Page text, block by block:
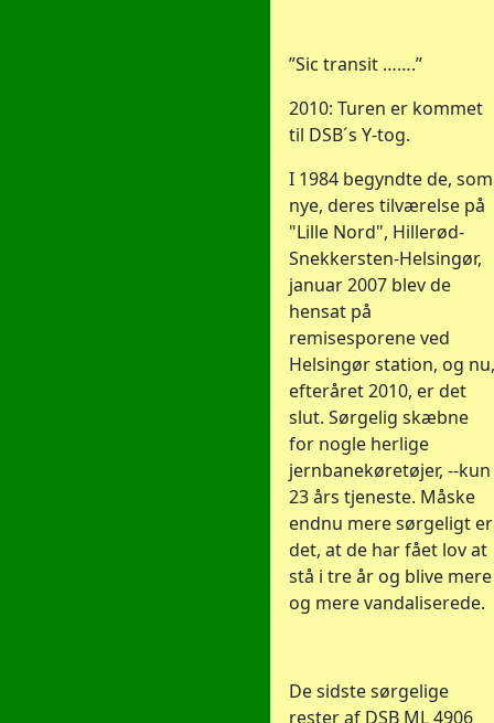
”Sic transit …….”
2010: Turen er kommet
til DSB´s Y-tog.
I 1984 begyndte de, som
nye, deres tilværelse på
"Lille Nord", Hillerød-
Snekkersten-Helsingør,
januar 2007 blev de
hensat på
remisesporene ved
Helsingør station, og nu,
efteråret 2010, er det
slut. Sørgelig skæbne
for nogle herlige
jernbanekøretøjer, --kun
23 års tjeneste. Måske
endnu mere sørgeligt er
det, at de har fået lov at
stå i tre år og blive mere
og mere vandaliserede.
De sidste sørgelige
rester af DSB ML 4906